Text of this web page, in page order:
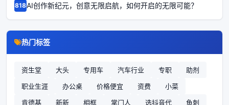
68185AI创作新纪元，创意无限启航，如何开启的无限可能？
热门标签
资生堂 大头 专用车 汽车行业 专职
助剂
职业生涯
办公桌 价格便宜 资费
小菜
肯德基
新新 相框 掌门人 选抖音代
鱼刺